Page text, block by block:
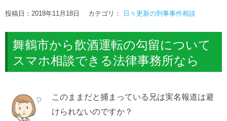
投稿日：2018年11月18日 カテゴリ： 日々更新の刑事事件相談
舞鶴市から飲酒運転の勾留について
スマホ相談できる法律事務所なら
このままだと捕まっている兄は実名報道は避
けられないのですか？